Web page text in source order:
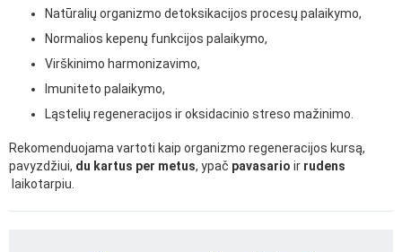
Natūralių organizmo detoksikacijos procesų palaikymo,
Normalios kepenų funkcijos palaikymo,
Virškinimo harmonizavimo,
Imuniteto palaikymo,
Ląstelių regeneracijos ir oksidacinio streso mažinimo.
Rekomenduojama vartoti kaip organizmo regeneracijos kursą,
pavyzdžiui, du kartus per metus, ypač pavasario ir rudens
laikotarpiu.